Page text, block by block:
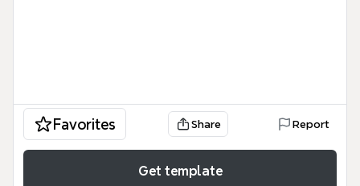
Favorites Share Report
Get template